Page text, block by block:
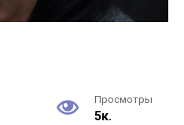
Просмотры
5к.